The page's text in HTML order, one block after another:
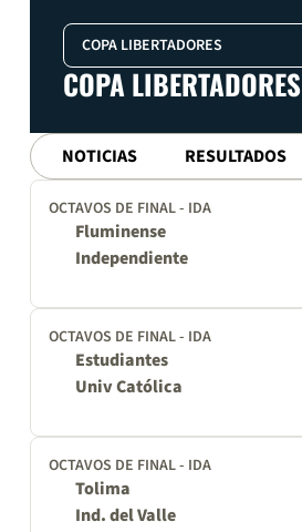
COPA LIBERTADORES
NOTICIAS RESULTADOS
OCTAVOS DE FINAL - IDA
Fluminense
Independiente
OCTAVOS DE FINAL - IDA
Estudiantes
Univ Católica
OCTAVOS DE FINAL - IDA
Tolima
Ind. del Valle